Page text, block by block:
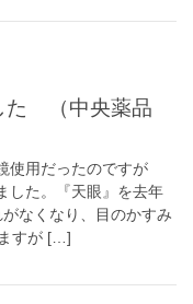
使用だったのですが
した。『天眼』を去年
なくなり、目のかすみ
すが […]